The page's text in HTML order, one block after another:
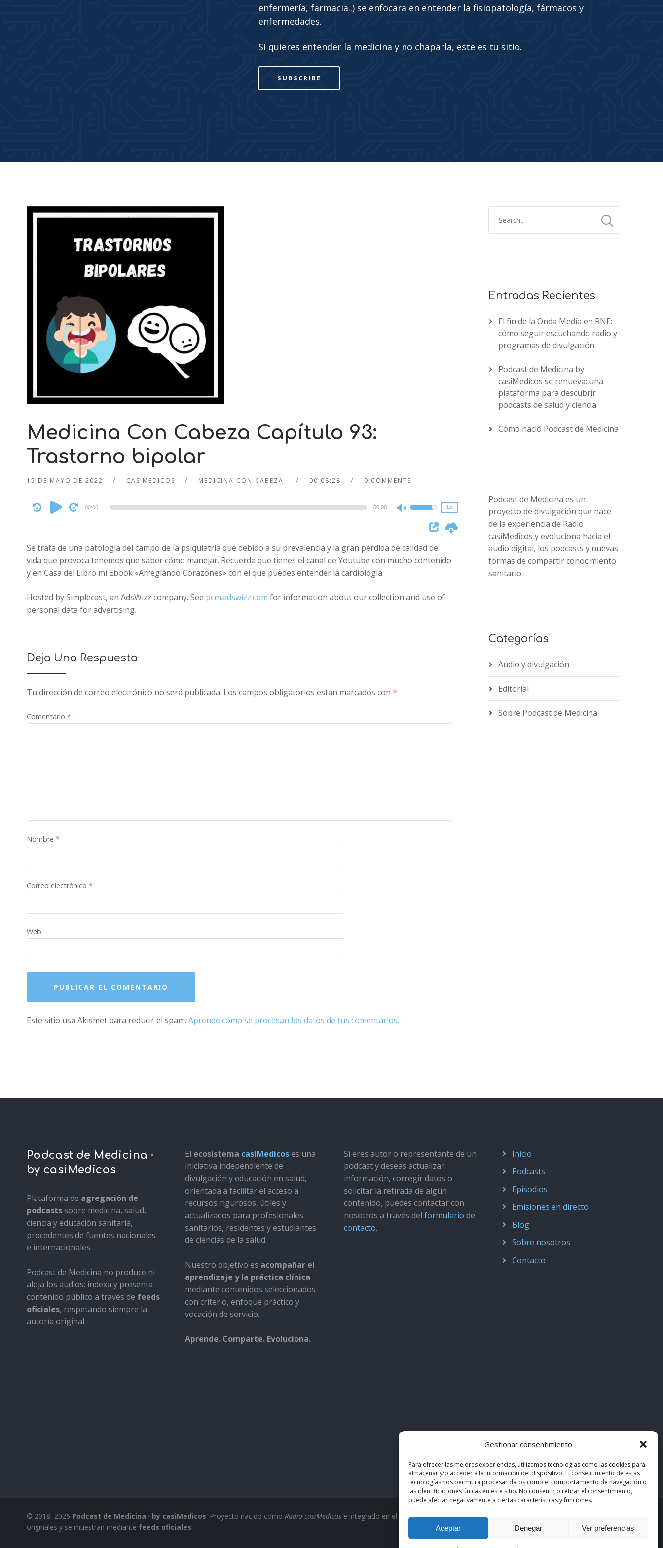
Gestionar consentimiento
Para ofrecer las mejores experiencias, utilizamos tecnologías como las cookies para
almacenar y/o acceder a la información del dispositivo. El consentimiento de estas
tecnologías nos permitirá procesar datos como el comportamiento de navegación o
las identificaciones únicas en este sitio. No consentir o retirar el consentimiento,
puede afectar negativamente a ciertas características y funciones.
Aceptar Denegar Ver preferencias
enfermería, farmacia..) se enfocara en entender la fisiopatología, fármacos y
enfermedades.
Si quieres entender la medicina y no chaparla, este es tu sitio.
SUBSCRIBE
Medicina Con Cabeza Capítulo 93:
Trastorno bipolar
15 DE MAYO DE 2022 CASIMEDICOS MEDICINA CON CABEZA 00:08:28 0 COMMENTS
Audio
Player
00:00 00:00
Use
Up/Down
keys
to
decrease
1x
Se trata de una patología del campo de la psiquiatría que debido a su prevalencia y la gran pérdida de calidad de
vida que provoca tenemos que saber cómo manejar. Recuerda que tienes el canal de Youtube con mucho contenido
y en Casa del Libro mi Ebook «Arreglando Corazones» con el que puedes entender la cardiología.
Hosted by Simplecast, an AdsWizz company. See pcm.adswizz.com for information about our collection and use of
personal data for advertising.
Deja Una Respuesta
Tu dirección de correo electrónico no será publicada. Los campos obligatorios están marcados con *
Comentario *
Nombre *
Correo electrónico *
Web
Este sitio usa Akismet para reducir el spam. Aprende cómo se procesan los datos de tus comentarios.
Entradas Recientes
El fin de la Onda Media en RNE:
cómo seguir escuchando radio y
programas de divulgación
Podcast de Medicina by
casiMedicos se renueva: una
plataforma para descubrir
podcasts de salud y ciencia
Cómo nació Podcast de Medicina
Podcast de Medicina es un
proyecto de divulgación que nace
de la experiencia de Radio
casiMedicos y evoluciona hacia el
audio digital, los podcasts y nuevas
formas de compartir conocimiento
sanitario.
Categorías
Audio y divulgación
Editorial
Sobre Podcast de Medicina
Podcast de Medicina ·
by casiMedicos
Plataforma de agregación de
podcastssobre medicina, salud,
ciencia y educación sanitaria,
procedentes de fuentes nacionales
e internacionales.
Podcast de Medicina no produce ni
aloja los audios: indexa y presenta
contenido público a través de feeds
oficiales, respetando siempre la
autoría original.
El ecosistema casiMedicoses una
iniciativa independiente de
divulgación y educación en salud,
orientada a facilitar el acceso a
recursos rigurosos, útiles y
actualizados para profesionales
sanitarios, residentes y estudiantes
de ciencias de la salud.
Nuestro objetivo es acompañar el
aprendizaje y la práctica clínica
mediante contenidos seleccionados
con criterio, enfoque práctico y
vocación de servicio.
Aprende. Comparte. Evoluciona.
Si eres autor o representante de un
podcast y deseas actualizar
información, corregir datos o
solicitar la retirada de algún
contenido, puedes contactar con
nosotros a través del formulario de
contacto.
Inicio
Podcasts
Episodios
Emisiones en directo
Blog
Sobre nosotros
Contacto
© 2018–2026 Podcast de Medicina · by casiMedicos. Proyecto nacido como Radio casiMedicose integrado en el ecosistemacasiMedicos. Los contenidos pertenecen a sus autores
originales y se muestran mediante feeds oficiales.